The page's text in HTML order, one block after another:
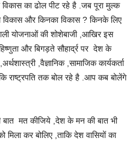
का ढोल पीट रहे है .जब पूरा मुल्क
और किनका विकास ? किनके लिए
योजनाओं की शोशेबाजी ,आखिर इस
और बिगड़ते सौहार्द्र पर देश के
,वैज्ञानिक ,सामाजिक कार्यकर्ता
राष्ट्रपति तक बोल रहे है .आप कब बोलेंगे
बात मत कीजिये ,देश के मन की बात भी
कर बोलिए ,ताकि देश वासियों का